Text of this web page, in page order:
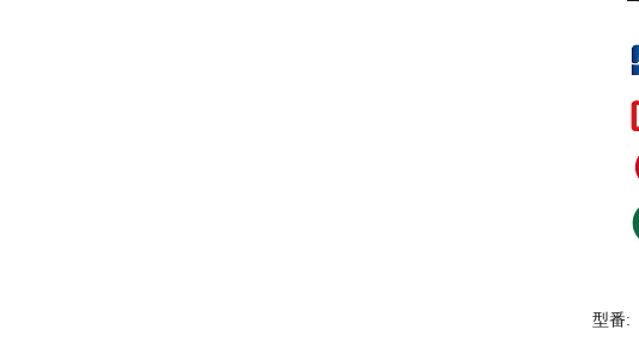
喚鐘・梵鐘・銅
お手入れ用品
型番: